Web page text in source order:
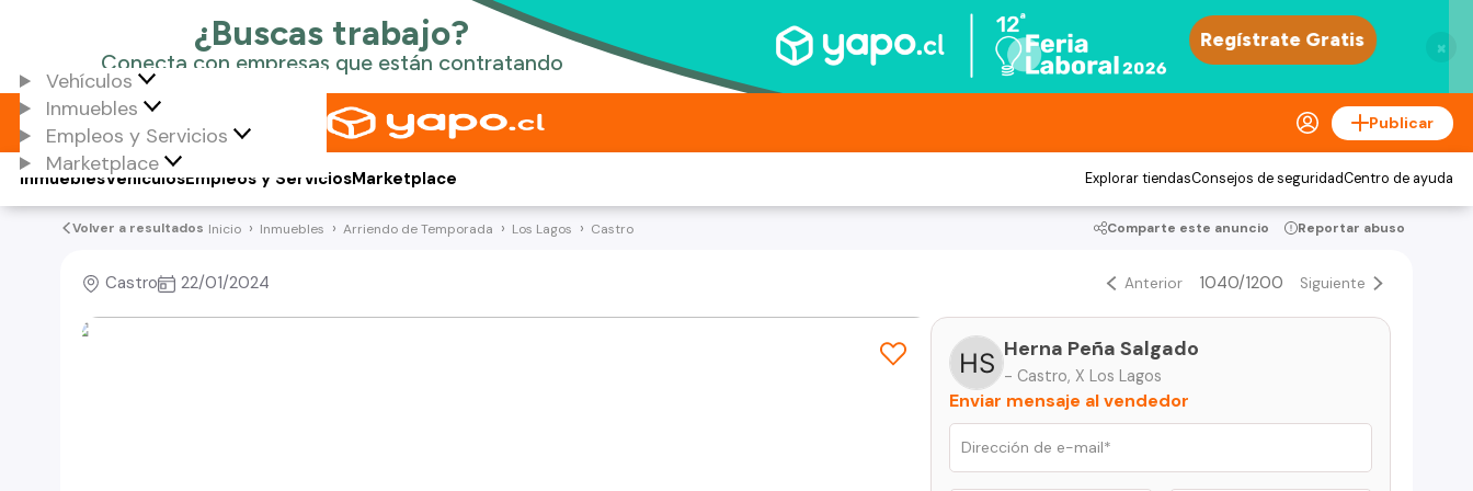
×
Vehículos
Inmuebles
Empleos y Servicios
Marketplace
Publicar
Vehículos
Inmuebles Empleos y ServiciosMarketplace Explorar tiendasConsejos de seguridadCentro de ayuda
Volver a resultados Inicio Inmuebles Arriendo de Temporada Los Lagos Castro Comparte este anuncio Reportar abuso
Castro 22/01/2024 Anterior 1040/1200 Siguiente
Herna Peña Salgado
- Castro, X Los Lagos
Enviar mensaje al vendedor